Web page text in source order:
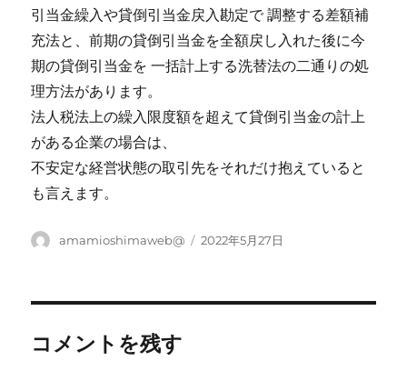
引当金繰入や貸倒引当金戻入勘定で 調整する差額補
充法と、前期の貸倒引当金を全額戻し入れた後に今
期の貸倒引当金を 一括計上する洗替法の二通りの処
理方法があります。
法人税法上の繰入限度額を超えて貸倒引当金の計上
がある企業の場合は、
不安定な経営状態の取引先をそれだけ抱えていると
も言えます。
投
amamioshimaweb@
投
2022年5月27日
コメントを残す